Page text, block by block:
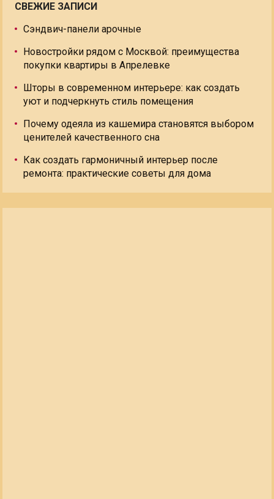
СВЕЖИЕ ЗАПИСИ
Сэндвич-панели арочные
Новостройки рядом с Москвой: преимущества
покупки квартиры в Апрелевке
Шторы в современном интерьере: как создать
уют и подчеркнуть стиль помещения
Почему одеяла из кашемира становятся выбором
ценителей качественного сна
Как создать гармоничный интерьер после
ремонта: практические советы для дома